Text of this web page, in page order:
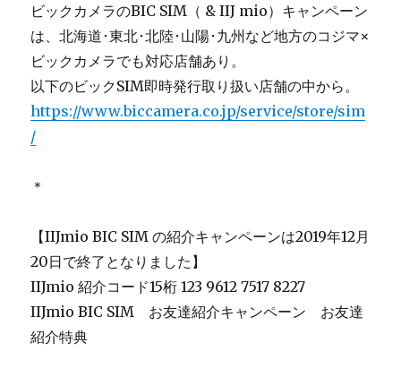
ビックカメラのBIC SIM（ & IIJ mio）キャンペーン
は、北海道･東北･北陸･山陽･九州など地方のコジマ×
ビックカメラでも対応店舗あり。
以下のビックSIM即時発行取り扱い店舗の中から。
https://www.biccamera.co.jp/service/store/sim
/
＊
【IIJmio BIC SIM の紹介キャンペーンは2019年12月
20日で終了となりました】
IIJmio 紹介コード15桁 123 9612 7517 8227
IIJmio BIC SIM お友達紹介キャンペーン お友達
紹介特典